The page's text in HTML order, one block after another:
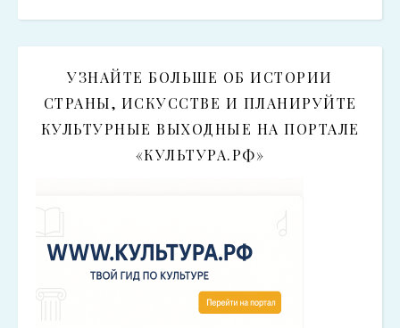
УЗНАЙТЕ БОЛЬШЕ ОБ ИСТОРИИ
СТРАНЫ, ИСКУССТВЕ И ПЛАНИРУЙТЕ
КУЛЬТУРНЫЕ ВЫХОДНЫЕ НА ПОРТАЛЕ
«КУЛЬТУРА.РФ»